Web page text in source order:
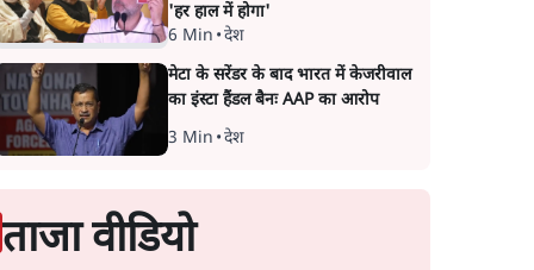
'हर हाल में होगा'
6 Min •देश
मेटा के सरेंडर के बाद भारत में केजरीवाल
का इंस्टा हैंडल बैनः AAP का आरोप
3 Min •देश
ताजा वीडियो